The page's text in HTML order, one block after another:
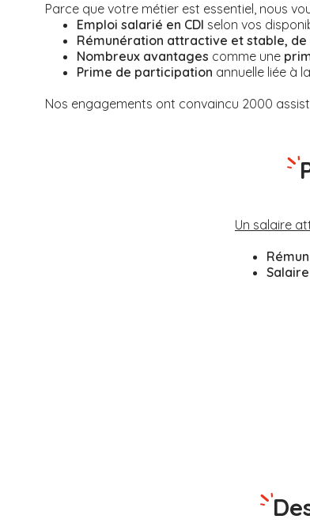
Parce que votre métier est essentiel, nous
Emploi salarié en CDI selon vos
Rémunération attractive et stable, de
Nombreux avantages comme une
Prime de participation annuelle liée à
Nos engagements ont convaincu 2000
Un salaire